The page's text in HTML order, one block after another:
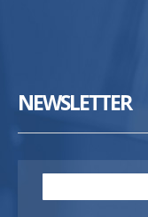
NEWSLETTER